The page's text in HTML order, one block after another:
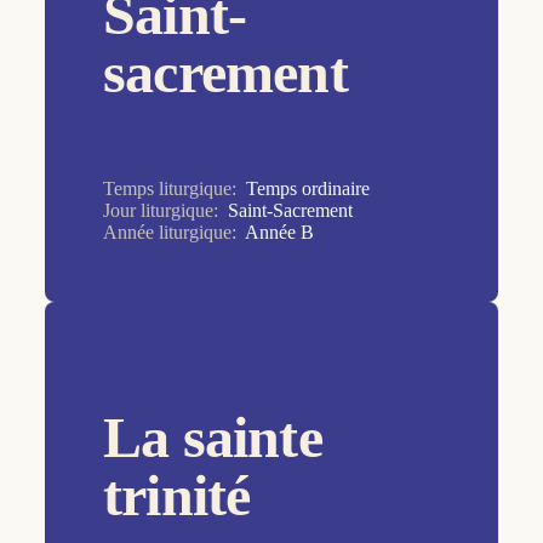
7ème dimanche
9ème dimanche
Assomption
Baptême du Seigneur
Epiphanie
Immaculée Conception de la Vierge Marie
Saint-
sacrement
Temps liturgique: Temps ordinaire
Jour liturgique: Saint-Sacrement
Année liturgique: Année B
La sainte
trinité